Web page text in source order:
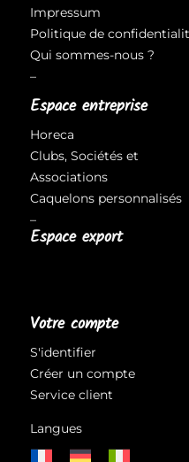
Impressum
Politique de
Qui sommes-nous ?
–
Espace entreprise
Horeca
Clubs, Sociétés et
Associations
Caquelons personnalisés
–
Espace export
Votre compte
S'identifier
Créer un compte
Service client
Langues